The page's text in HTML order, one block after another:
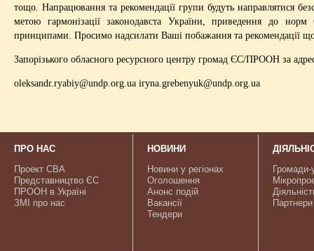
тощо. Напрацювання та рекомендації групи будуть направлятися
метою гармонізації законодавста України, приведення до
принципами. Просимо надсилати Ваші побажання та рекомендації
Запорізького обласного ресурсного центру громад ЄС/ПРООН за
oleksandr.ryabiy@undp.org.ua iryna.grebenyuk@undp.org.ua
ПРО НАС
Проект CBA
Представництво ЄС
ПРООН в Україні
ЗМІ про нас
НОВИНИ
Новини у регіонах
Оголошення
Анонс подій
Вакансії
Тендери
Громади-
Партнери